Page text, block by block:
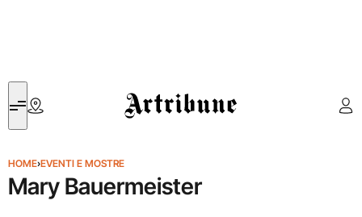
Artribune
HOME›EVENTI E MOSTRE
Mary Bauermeister